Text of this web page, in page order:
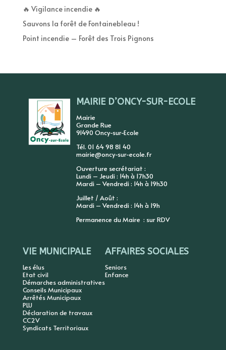
🔥 Vigilance incendie 🔥
Sauvons la forêt de Fontainebleau !
Point incendie – Forêt des Trois Pignons
MAIRIE D’ONCY-SUR-ECOLE
Mairie
Grande Rue
91490 Oncy-sur-Ecole
Tél. 01 64 98 81 40
mairie@oncy-sur-ecole.fr
Ouverture secrétariat :
Lundi – Jeudi : 14h à 17h30
Mardi – Vendredi : 14h à 19h30
Juillet / Août :
Mardi – Vendredi : 14h à 19h
Permanence du Maire : sur RDV
VIE MUNICIPALE
Les élus
Etat civil
Démarches administratives
Conseils Municipaux
Arrêtés Municipaux
PLU
Déclaration de travaux
CC2V
Syndicats Territoriaux
AFFAIRES SOCIALES
Seniors
Enfance